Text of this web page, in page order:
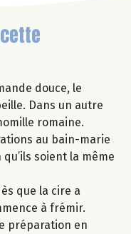
douce, le
Dans un autre
romaine.
au bain-marie
soient la même
que la cire a
à frémir.
préparation en